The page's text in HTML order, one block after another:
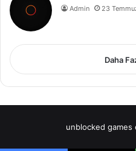
Admin 23
Daha
unblocked games